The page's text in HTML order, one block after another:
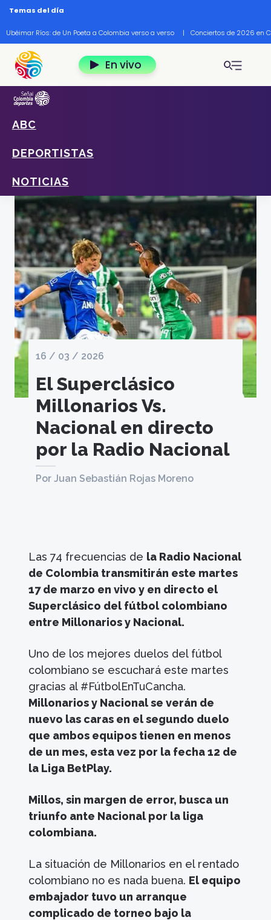
Pasar al contenido principal
Temas del día
Ubéimar Ríos: de Un Poeta a Colombia verso a verso | Conciertos de 2026 en
En vivo
ABC
DEPORTISTAS
NOTICIAS
Home
directo por la Radio Nacional
Foto: Tomada y por cortesía de David Jaramillo / Colprensa
16 / 03 / 2026
El Superclásico
Millonarios Vs.
Nacional en directo
por la Radio Nacional
Por Juan Sebastián Rojas Moreno
Las 74 frecuencias de la Radio Nacional
de Colombia transmitirán este martes
17 de marzo en vivo y en directo el
Superclásico del fútbol colombiano
entre Millonarios y Nacional.
Uno de los mejores duelos del fútbol
colombiano se escuchará este martes
gracias al #FútbolEnTuCancha.
Millonarios y Nacional se verán de
nuevo las caras en el segundo duelo
que ambos equipos tienen en menos
de un mes, esta vez por la fecha 12 de
la Liga BetPlay.
Millos, sin margen de error, busca un
triunfo ante Nacional por la liga
colombiana.
La situación de Millonarios en el rentado
colombiano no es nada buena. El equipo
embajador tuvo un arranque
complicado de torneo bajo la